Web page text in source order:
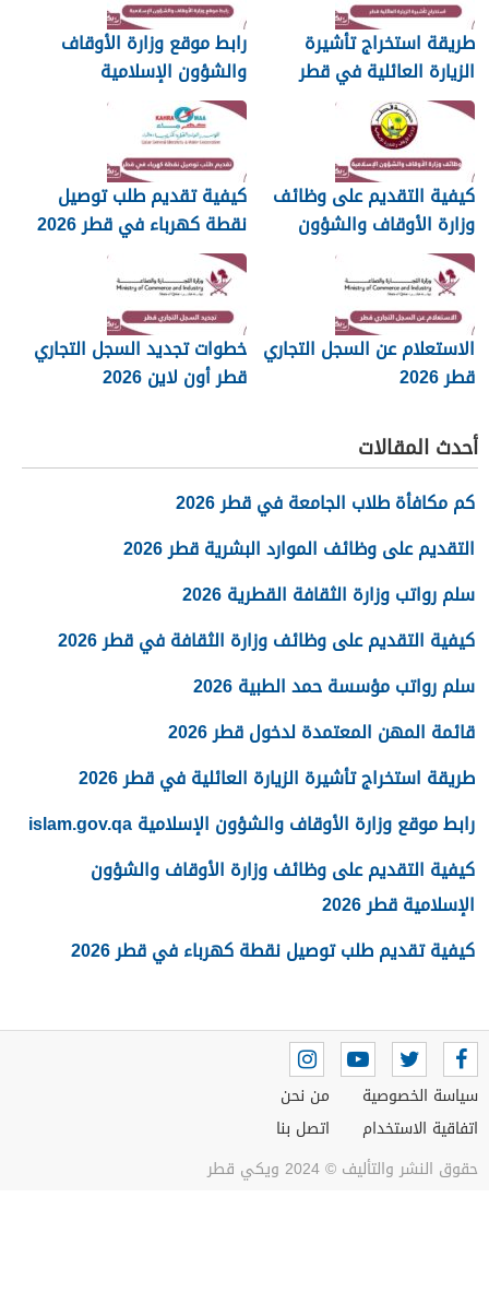
طريقة استخراج تأشيرة
الزيارة العائلية في قطر
2026
رابط موقع وزارة الأوقاف
والشؤون الإسلامية
islam.gov.qa
كيفية التقديم على وظائف
وزارة الأوقاف والشؤون
الإسلامية قطر 2026
كيفية تقديم طلب توصيل
نقطة كهرباء في قطر 2026
الاستعلام عن السجل التجاري
قطر 2026
خطوات تجديد السجل التجاري
قطر أون لاين 2026
أحدث المقالات
كم مكافأة طلاب الجامعة في قطر 2026
التقديم على وظائف الموارد البشرية قطر 2026
سلم رواتب وزارة الثقافة القطرية 2026
كيفية التقديم على وظائف وزارة الثقافة في قطر 2026
سلم رواتب مؤسسة حمد الطبية 2026
قائمة المهن المعتمدة لدخول قطر 2026
طريقة استخراج تأشيرة الزيارة العائلية في قطر 2026
رابط موقع وزارة الأوقاف والشؤون الإسلامية islam.gov.qa
كيفية التقديم على وظائف وزارة الأوقاف والشؤون
الإسلامية قطر 2026
كيفية تقديم طلب توصيل نقطة كهرباء في قطر 2026
سياسة الخصوصية
اتفاقية الاستخدام
من نحن
اتصل بنا
حقوق النشر والتأليف © 2024 ويكي قطر